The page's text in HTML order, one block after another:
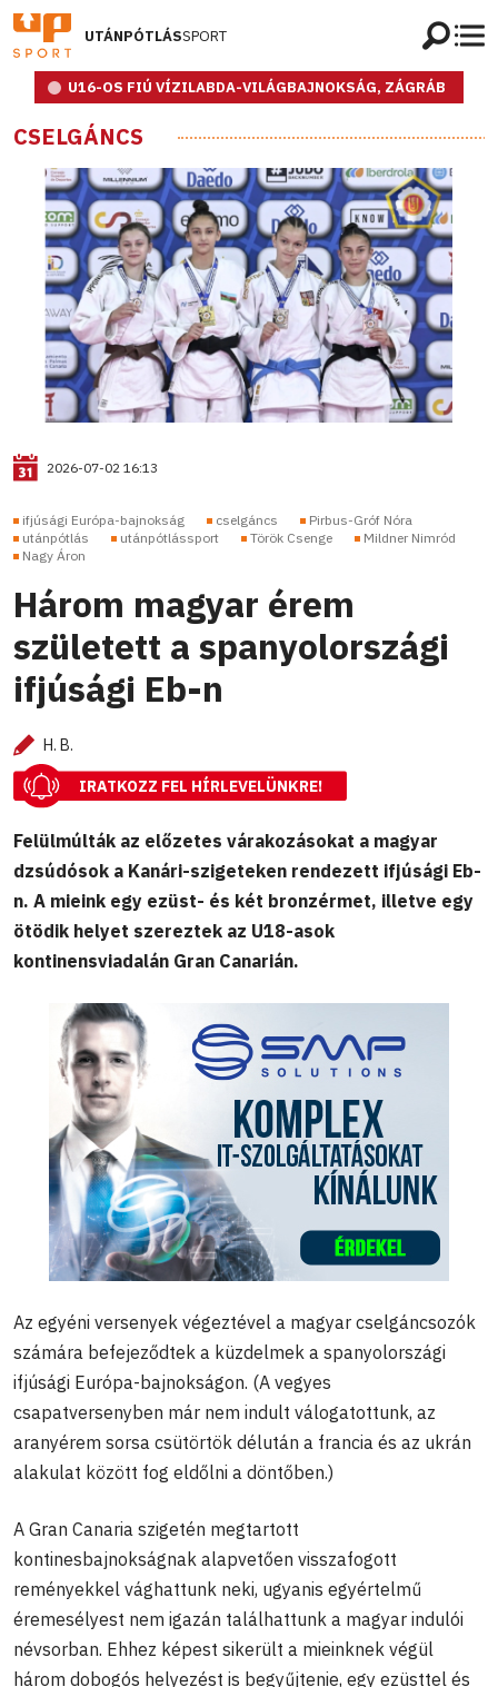
UTÁNPÓTLÁSSPORT
U16-OS FIÚ VÍZILABDA-VILÁGBAJNOKSÁG, ZÁGRÁB
CSELGÁNCS
2026-07-02 16:13
ifjúsági Európa-bajnokság cselgáncs
Pirbus-Gróf Nóra
utánpótlás
utánpótlássport Török Csenge
Mildner Nimród
Nagy Áron
Három magyar érem
született a spanyolországi
ifjúsági Eb-n
H. B.
IRATKOZZ FEL HÍRLEVELÜNKRE!
Felülmúlták az előzetes várakozásokat a magyar
dzsúdósok a Kanári-szigeteken rendezett ifjúsági Eb-
n. A mieink egy ezüst- és két bronzérmet, illetve egy
ötödik helyet szereztek az U18-asok
kontinensviadalán Gran Canarián.
Az egyéni versenyek végeztével a magyar cselgáncsozók
számára befejeződtek a küzdelmek a spanyolországi
ifjúsági Európa-bajnokságon. (A vegyes
csapatversenyben már nem indult válogatottunk, az
aranyérem sorsa csütörtök délután a francia és az ukrán
alakulat között fog eldőlni a döntőben.)
A Gran Canaria szigetén megtartott
kontinesbajnokságnak alapvetően visszafogott
reményekkel vághattunk neki, ugyanis egyértelmű
éremesélyest nem igazán találhattunk a magyar indulói
névsorban. Ehhez képest sikerült a mieinknek végül
három dobogós helyezést is begyűjtenie, egy ezüsttel és